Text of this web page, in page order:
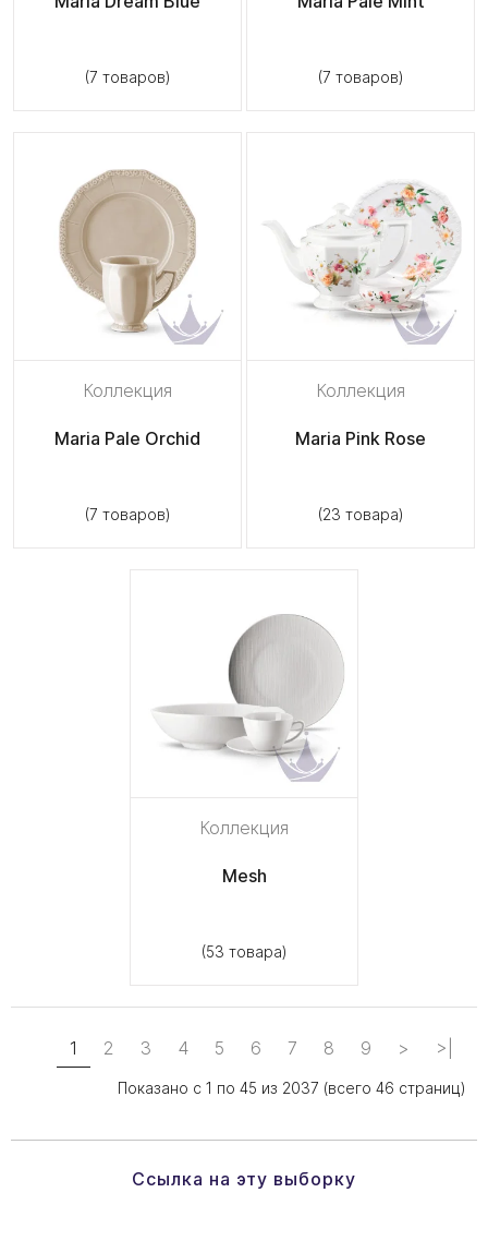
(7 товаров) (7 товаров)
Коллекция
Maria Pale Orchid
(7 товаров)
Коллекция
Maria Pink Rose
(23 товара)
Коллекция
Mesh
(53 товара)
1 2 3 4 5 6 7 8 9 > >|
Показано с 1 по 45 из 2037 (всего 46 страниц)
Ссылка на эту выборку